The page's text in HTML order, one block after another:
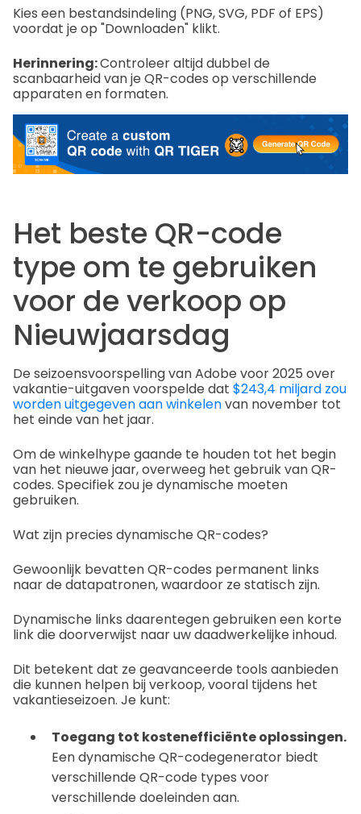
Kies een bestandsindeling (PNG, SVG, PDF of EPS)
voordat je op "Downloaden" klikt.
Herinnering:Controleer altijd dubbel de
scanbaarheid van je QR-codes op verschillende
apparaten en formaten.
Het beste QR-code
type om te gebruiken
voor de verkoop op
Nieuwjaarsdag
De seizoensvoorspelling van Adobe voor 2025 over
vakantie-uitgaven voorspelde dat $243,4 miljard zou
worden uitgegeven aan winkelenvan november tot
het einde van het jaar.
Om de winkelhype gaande te houden tot het begin
van het nieuwe jaar, overweeg het gebruik van QR-
codes. Specifiek zou je dynamische moeten
gebruiken.
Wat zijn precies dynamische QR-codes?
Gewoonlijk bevatten QR-codes permanent links
naar de datapatronen, waardoor ze statisch zijn.
Dynamische links daarentegen gebruiken een korte
link die doorverwijst naar uw daadwerkelijke inhoud.
Dit betekent dat ze geavanceerde tools aanbieden
die kunnen helpen bij verkoop, vooral tijdens het
vakantieseizoen. Je kunt:
Toegang tot kostenefficiënte oplossingen.
Een dynamische QR-codegenerator biedt
verschillende QR-code types voor
verschillende doeleinden aan.